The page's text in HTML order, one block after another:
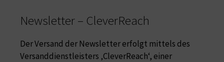
Newsletter – CleverReach
Der Versand der Newsletter erfolgt mittels des
Versanddienstleisters ‚CleverReach‘, einer